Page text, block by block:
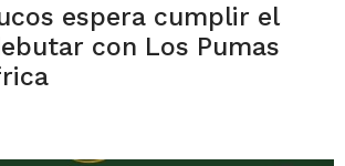
espera cumplir el
con Los Pumas